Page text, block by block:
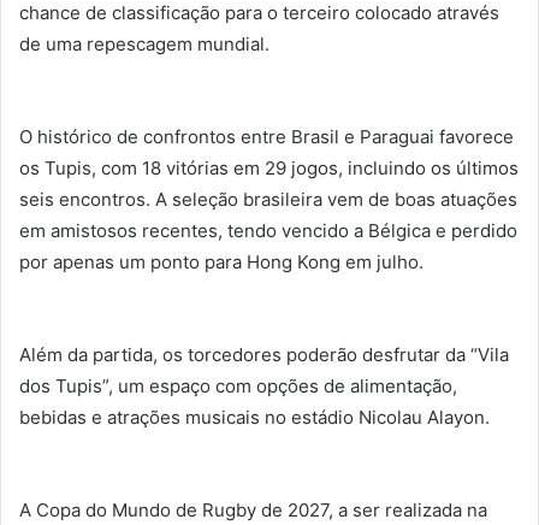
chance de classificação para o terceiro colocado através
de uma repescagem mundial.
O histórico de confrontos entre Brasil e Paraguai favorece
os Tupis, com 18 vitórias em 29 jogos, incluindo os últimos
seis encontros. A seleção brasileira vem de boas atuações
em amistosos recentes, tendo vencido a Bélgica e perdido
por apenas um ponto para Hong Kong em julho.
Além da partida, os torcedores poderão desfrutar da “Vila
dos Tupis”, um espaço com opções de alimentação,
bebidas e atrações musicais no estádio Nicolau Alayon.
A Copa do Mundo de Rugby de 2027, a ser realizada na